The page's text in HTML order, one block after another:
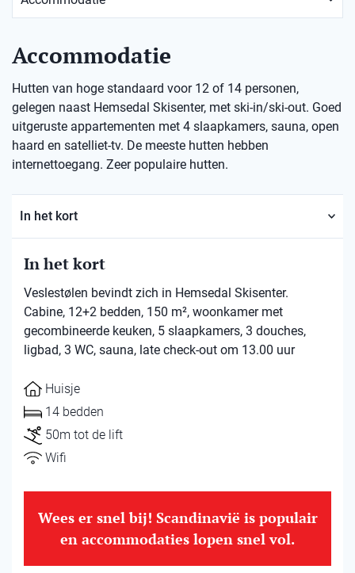
Accommodatie
Hutten van hoge standaard voor 12 of 14 personen,
gelegen naast Hemsedal Skisenter, met ski-in/ski-out. Goed
uitgeruste appartementen met 4 slaapkamers, sauna, open
haard en satelliet-tv. De meeste hutten hebben
internettoegang. Zeer populaire hutten.
In het kort
In het kort
Veslestølen bevindt zich in Hemsedal Skisenter.
Cabine, 12+2 bedden, 150 m², woonkamer met
gecombineerde keuken, 5 slaapkamers, 3 douches,
ligbad, 3 WC, sauna, late check-out om 13.00 uur
Huisje
14 bedden
50m tot de lift
Wifi
Wees er snel bij! Scandinavië is populair
en accommodaties lopen snel vol.